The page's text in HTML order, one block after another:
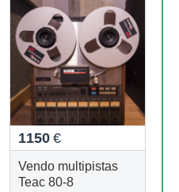
1150 €
Vendo multipistas
Teac 80-8